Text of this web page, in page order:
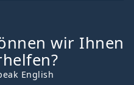
wir Ihnen
English